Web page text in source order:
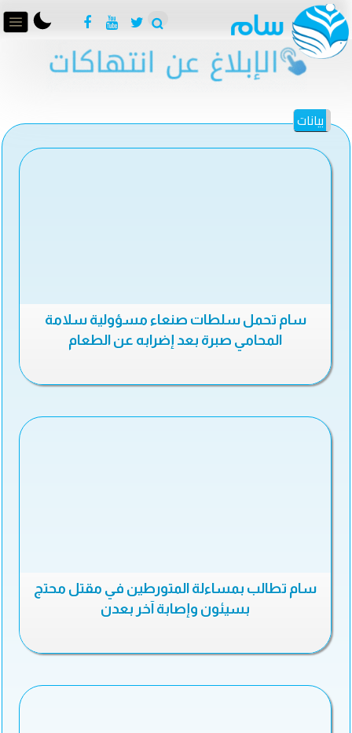
بيانات
سام تحمل سلطات صنعاء مسؤولية سلامة
المحامي صبرة بعد إضرابه عن الطعام
سام تطالب بمساءلة المتورطين في مقتل محتج
بسيئون وإصابة آخر بعدن